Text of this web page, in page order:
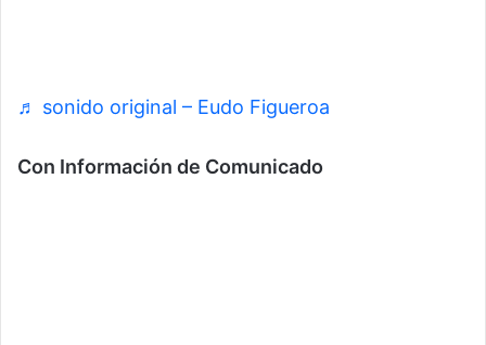
♬ sonido original – Eudo Figueroa
Con Información de Comunicado